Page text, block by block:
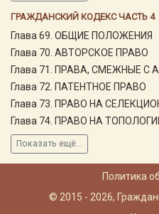
ГРАЖДАНСКИЙ КОДЕКС ЧАСТЬ 4
Глава 69. ОБЩИЕ ПОЛОЖЕНИЯ
Глава 70. АВТОРСКОЕ ПРАВО
Глава 71. ПРАВА, СМЕЖНЫЕ С
Глава 72. ПАТЕНТНОЕ ПРАВО
Глава 73. ПРАВО НА
Глава 74. ПРАВО НА
Показать ещё...
Политика
© 2015 - 2026,